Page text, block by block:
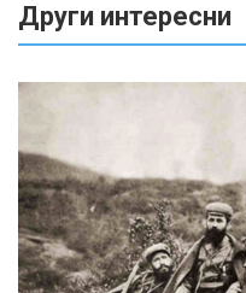
Други интересни